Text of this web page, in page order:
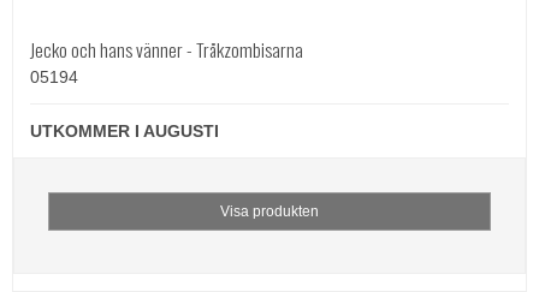
Jecko och hans vänner - Tråkzombisarna
05194
UTKOMMER I AUGUSTI
Visa produkten